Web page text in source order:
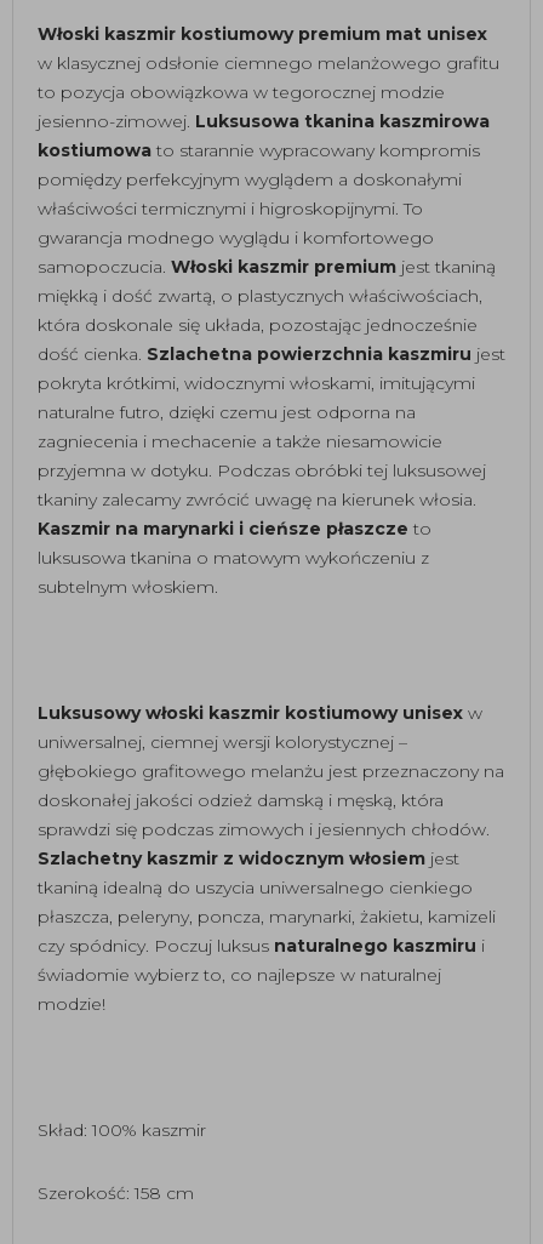
Włoski kaszmir kostiumowy premium mat unisex
w klasycznej odsłonie ciemnego melanżowego grafitu
to pozycja obowiązkowa w tegorocznej modzie
jesienno-zimowej. Luksusowa tkanina kaszmirowa
kostiumowa to starannie wypracowany kompromis
pomiędzy perfekcyjnym wyglądem a doskonałymi
właściwości termicznymi i higroskopijnymi. To
gwarancja modnego wyglądu i komfortowego
samopoczucia. Włoski kaszmir premium jest tkaniną
miękką i dość zwartą, o plastycznych właściwościach,
która doskonale się układa, pozostając jednocześnie
dość cienka. Szlachetna powierzchnia kaszmiru jest
pokryta krótkimi, widocznymi włoskami, imitującymi
naturalne futro, dzięki czemu jest odporna na
zagniecenia i mechacenie a także niesamowicie
przyjemna w dotyku. Podczas obróbki tej luksusowej
tkaniny zalecamy zwrócić uwagę na kierunek włosia.
Kaszmir na marynarki i cieńsze płaszcze to
luksusowa tkanina o matowym wykończeniu z
subtelnym włoskiem.
Luksusowy włoski kaszmir kostiumowy unisex w
uniwersalnej, ciemnej wersji kolorystycznej –
głębokiego grafitowego melanżu jest przeznaczony na
doskonałej jakości odzież damską i męską, która
sprawdzi się podczas zimowych i jesiennych chłodów.
Szlachetny kaszmir z widocznym włosiem jest
tkaniną idealną do uszycia uniwersalnego cienkiego
płaszcza, peleryny, poncza, marynarki, żakietu, kamizeli
czy spódnicy. Poczuj luksus naturalnego kaszmiru i
świadomie wybierz to, co najlepsze w naturalnej
modzie!
Skład: 100% kaszmir
Szerokość: 158 cm